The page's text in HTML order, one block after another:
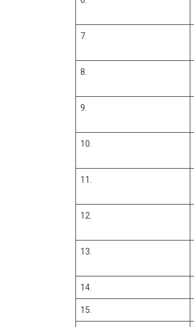
7.
8.
9.
10.
11.
12.
13.
14.
15.